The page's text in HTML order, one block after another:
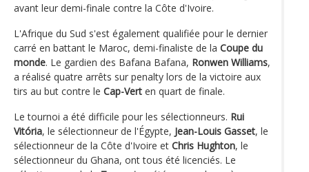
avant leur demi-finale contre la Côte d'Ivoire.
L'Afrique du Sud s'est également qualifiée pour le dernier
carré en battant le Maroc, demi-finaliste de la Coupe du
monde. Le gardien des Bafana Bafana, Ronwen Williams,
a réalisé quatre arrêts sur penalty lors de la victoire aux
tirs au but contre le Cap-Vert en quart de finale.
Le tournoi a été difficile pour les sélectionneurs. Rui
Vitória, le sélectionneur de l'Égypte, Jean-Louis Gasset, le
sélectionneur de la Côte d'Ivoire et Chris Hughton, le
sélectionneur du Ghana, ont tous été licenciés. Le